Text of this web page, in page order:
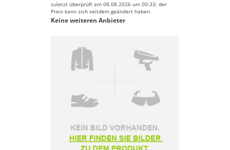
zuletzt überprüft am 08.08.2026 um 00:33; der
Preis kann sich seitdem geändert haben.
Keine weiteren Anbieter